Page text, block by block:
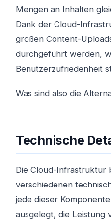
Mengen an Inhalten
Dank der Cloud-
großen Content-
durchgeführt werden,
Benutzerzufriedenheit
Was sind also die
Technische
Die Cloud-Infrastruktur
verschiedenen
jede dieser
ausgelegt, die Leistung